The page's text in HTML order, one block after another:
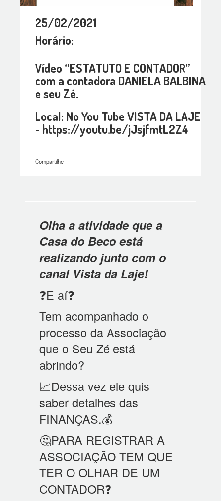
25/02/2021
Horário:
Vídeo “ESTATUTO E CONTADOR”
com a contadora DANIELA BALBINA
e seu Zé.
Local: No You Tube VISTA DA LAJE
- https://youtu.be/jJsjfmtL2Z4
Compartilhe
Olha a atividade que a
Casa do Beco está
realizando junto com o
canal Vista da Laje!
❓E aí❓
Tem acompanhado o
processo da Associação
que o Seu Zé está
abrindo?
📈Dessa vez ele quis
saber detalhes das
FINANÇAS.💰
🤔PARA REGISTRAR A
ASSOCIAÇÃO TEM QUE
TER O OLHAR DE UM
CONTADOR❓